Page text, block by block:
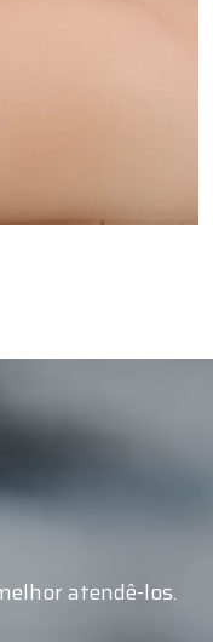
atendê-los.